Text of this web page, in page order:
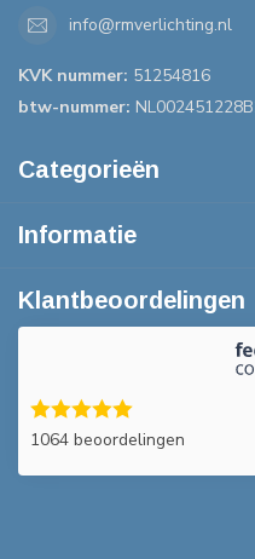
info@rmverlichting.nl
KVK nummer: 51254816
btw-nummer:
Categorieën
Informatie
Klantbeoordelingen
1064 beoordelingen